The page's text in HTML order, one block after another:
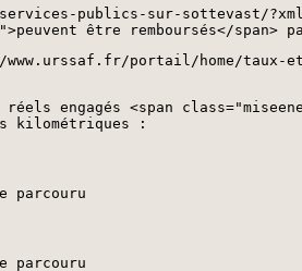
publics-sur-sottevast/
être remboursés</span>
portail/home/taux-
engagés <span
kilométriques :
parcouru
parcouru